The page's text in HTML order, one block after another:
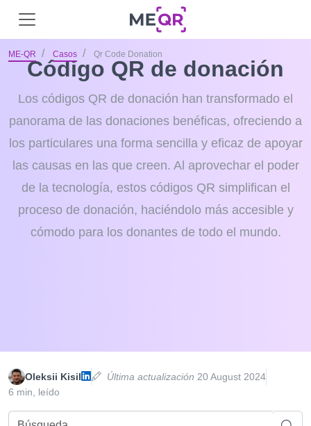
ME-QR Casos Qr Code Donation
Código QR de donación
Los códigos QR de donación han transformado el
panorama de las donaciones benéficas, ofreciendo a
los particulares una forma sencilla y eficaz de apoyar
las causas en las que creen. Al aprovechar el poder
de la tecnología, estos códigos QR simplifican el
proceso de donación, haciéndolo más accesible y
cómodo para los donantes de todo el mundo.
Oleksii Kisil Última actualización 20 August 2024
6 min, leído